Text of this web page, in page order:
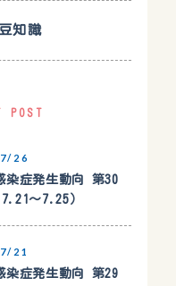
知識
POST
26
染症発生動向 第30
〜7.25）
21
染症発生動向 第29